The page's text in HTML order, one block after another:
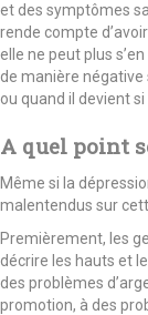
et des symptômes
rende compte
elle ne peut plus
de manière
ou quand il devient si
A quel point
Même si la
malentendus sur
Premièrement, les
décrire les hauts et
des problèmes
promotion, à des